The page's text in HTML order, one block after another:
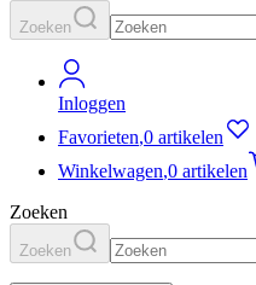
Zoeken
Inloggen
Favorieten,0 artikelen
Winkelwagen,0 artikelen
Zoeken
Zoeken